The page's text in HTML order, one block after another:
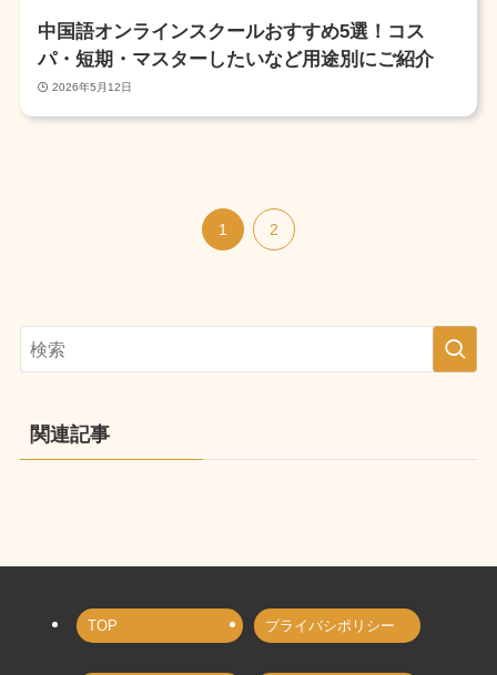
中国語オンラインスクールおすすめ5選！コス
パ・短期・マスターしたいなど用途別にご紹介
2026年5月12日
1 2
関連記事
TOP プライバシポリシー